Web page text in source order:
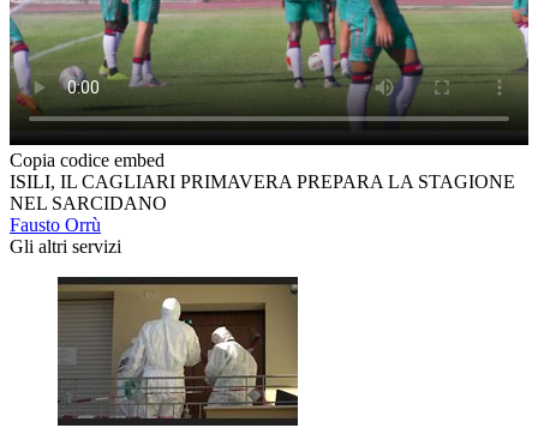
Copia codice embed
ISILI, IL CAGLIARI PRIMAVERA PREPARA LA STAGIONE
NEL SARCIDANO
Fausto Orrù
Gli altri servizi